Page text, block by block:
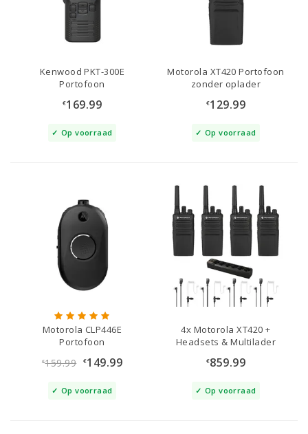
Kenwood PKT-300E
Portofoon
€169.99
Op voorraad
Motorola XT420 Portofoon
zonder oplader
€129.99
Op voorraad
Motorola CLP446E
Portofoon
€159.99 €149.99
Op voorraad
4x Motorola XT420 +
Headsets & Multilader
€859.99
Op voorraad